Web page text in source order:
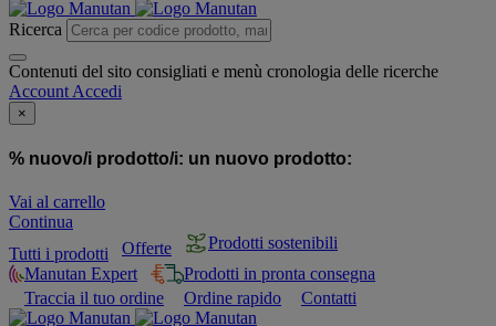
Ricerca
Contenuti del sito consigliati e menù cronologia delle ricerche
Account Accedi
×
% nuovo/i prodotto/i: un nuovo prodotto:
Vai al carrello
Continua
Tutti i prodotti
Offerte
Prodotti sostenibili
Manutan Expert
Prodotti in pronta consegna
Traccia il tuo ordine
Ordine rapido Contatti